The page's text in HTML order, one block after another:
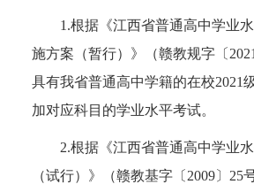
1.根据《江西省普通高中学业
施方案（暂行）》（赣教规字〔
具有我省普通高中学籍的在校2021
加对应科目的学业水平考试。
2.根据《江西省普通高中学业
（试行）》（赣教基字〔2009〕25